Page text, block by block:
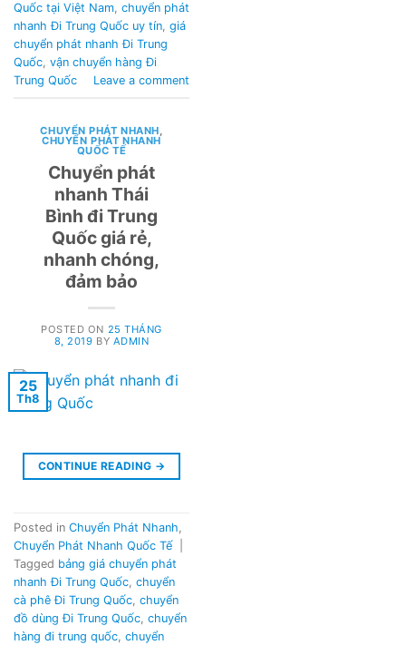
Quốc tại Việt Nam, chuyển phát
nhanh Đi Trung Quốc uy tín, giá
chuyển phát nhanh Đi Trung
Quốc, vận chuyển hàng Đi
Trung Quốc
Leave a comment
CHUYỂN PHÁT NHANH,
CHUYỂN PHÁT NHANH
QUỐC TẾ
Chuyển phát
nhanh Thái
Bình đi Trung
Quốc giá rẻ,
nhanh chóng,
đảm bảo
POSTED ON 25 THÁNG
8, 2019 BY ADMIN
25
Th8
CONTINUE READING →
Posted in Chuyển Phát Nhanh,
Chuyển Phát Nhanh Quốc Tế
Tagged bảng giá chuyển phát
nhanh Đi Trung Quốc, chuyển
cà phê Đi Trung Quốc, chuyển
đồ dùng Đi Trung Quốc, chuyển
hàng đi trung quốc, chuyển